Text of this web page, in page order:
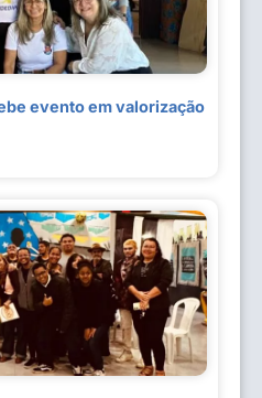
evento em valorização